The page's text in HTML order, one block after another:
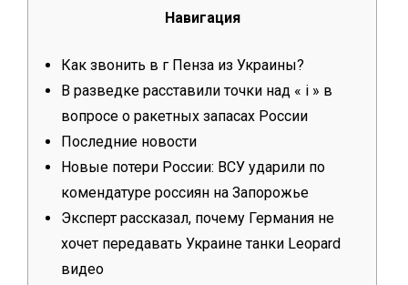
Навигация
Как звонить в г Пенза из Украины?
В разведке расставили точки над « і » в
вопросе о ракетных запасах России
Последние новости
Новые потери России: ВСУ ударили по
комендатуре россиян на Запорожье
Эксперт рассказал, почему Германия не
хочет передавать Украине танки Leopard
видео